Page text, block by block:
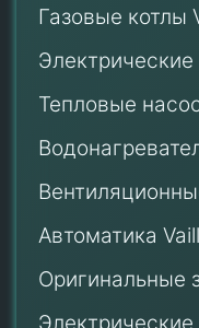
Газовые котлы
Тепловые
Автоматика
Оригинальные